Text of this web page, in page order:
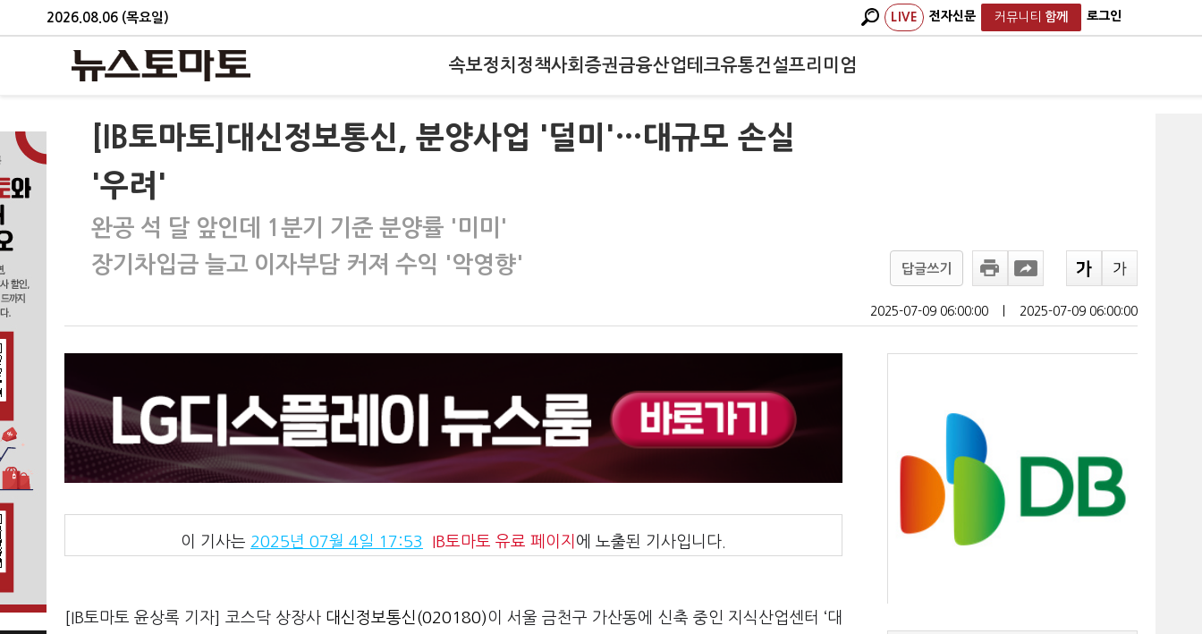
2026.08.06 (목요일) LIVE 전자신문 커뮤니티 함께 로그인
속보정치 정책사회 증권금융산업테크유통건설프리미엄
[IB토마토]대신정보통신, 분양사업 '덜미'…대규모 손실
'우려'
완공 석 달 앞인데 1분기 기준 분양률 '미미'
장기차입금 늘고 이자부담 커져 수익 '악영향'
답글쓰기
2025-07-09 06:00:00 2025-07-09 06:00:00
이 기사는 2025년 07월 4일 17:53 IB토마토 유료 페이지 에 노출된 기사입니다.
[IB토마토 윤상록 기자] 코스닥 상장사 대신정보통신(020180)이 서울 금천구 가산동에 신축 중인 지식산업센터 ‘대